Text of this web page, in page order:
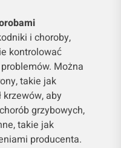
i choroby,
kontrolować
Można
takie jak
krzewów, aby
grzybowych,
takie jak
producenta.